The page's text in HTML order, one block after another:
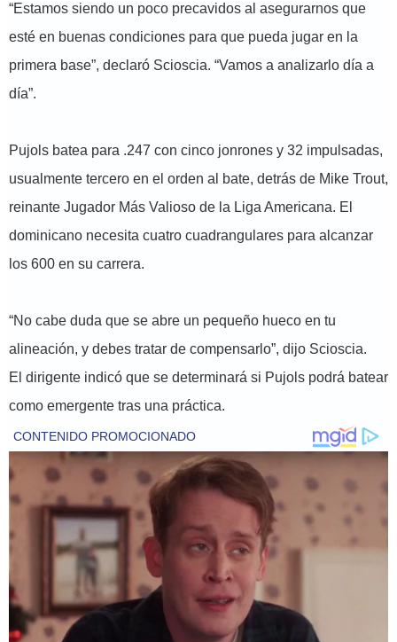
“Estamos siendo un poco precavidos al asegurarnos que
esté en buenas condiciones para que pueda jugar en la
primera base”, declaró Scioscia. “Vamos a analizarlo día a
día”.
Pujols batea para .247 con cinco jonrones y 32 impulsadas,
usualmente tercero en el orden al bate, detrás de Mike Trout,
reinante Jugador Más Valioso de la Liga Americana. El
dominicano necesita cuatro cuadrangulares para alcanzar
los 600 en su carrera.
“No cabe duda que se abre un pequeño hueco en tu
alineación, y debes tratar de compensarlo”, dijo Scioscia.
El dirigente indicó que se determinará si Pujols podrá batear
como emergente tras una práctica.